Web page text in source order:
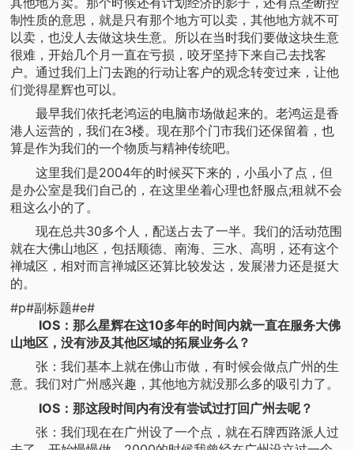
制性质的意思，就是只有那个地方可以卖，其他地方就不可
以卖，也没人去做这块生意。所以在当时我们要做这块生意
很难，开始几个月一直在亏损，咬牙坚持下来自己去找客
户。通过我们上门去跑的行动让客户的观念转变过来，让他
们觉得星辉也可以。
最早我们依托老鸿运的电脑市场做起来的。老鸿运是香
港人运营的，我们在3楼。现在那个门市我们还保留着，也
算是作为我们的一个物质与精神传统吧。
这里我们是2004年的时候买下来的，小虽小了点，但
是办公室是我们自己的，在这里坐着心理也舒服点;租就不会
租这么小的了。
现在总共30多个人，配送占去了一半。我们的活动范围
就在大佛山地区，包括顺德、南海、三水、高明，还有这个
禅城区，相对而言禅城区还算比较发达，发展潜力还是挺大
的。
#p#副标题#e#
IOS：那么星辉在这10多年的时间内就一直在服务大佛
山地区，没有涉及其他区域的拓展业务么？
张：我们基本上就在佛山市做，有时候会做点广州的生
意。我们对广州感兴趣，其他地方就没那么多的吸引力了。
IOS：那这段时间内有没有尝试过打回广州去呢？
张：我们现在在广州设了一个点，就在石牌西路派人过